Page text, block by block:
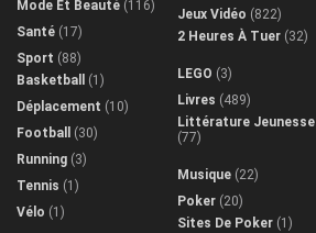
Mode Et Beauté (116)
Santé (17)
Sport (88)
Basketball
(1)
Déplacement (10)
Football
(30)
Running (3)
Tennis (1)
Vélo (1)
Jeux Vidéo (822)
2 Heures À Tuer (32)
LEGO (3)
Livres (489)
Littérature Jeunesse
(77)
Musique (22)
Poker (20)
Sites De Poker (1)